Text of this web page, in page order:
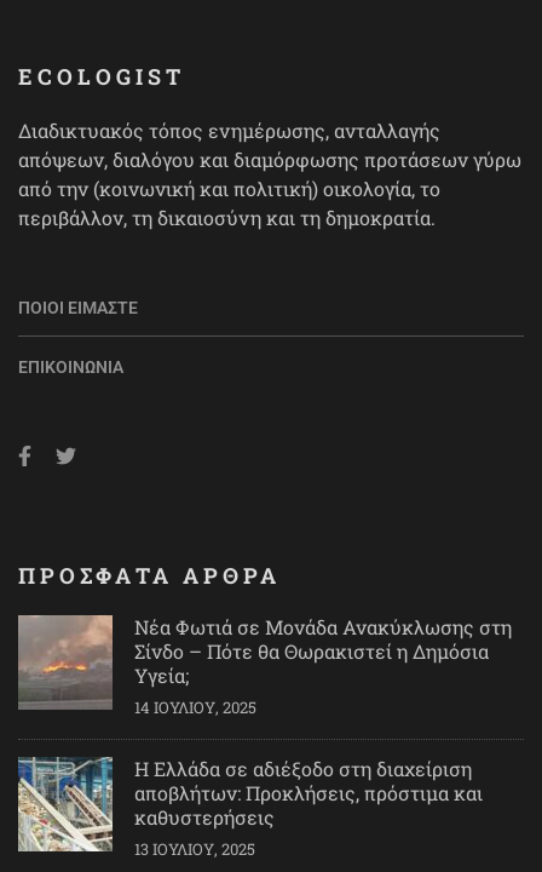
ECOLOGIST
Διαδικτυακός τόπος ενημέρωσης, ανταλλαγής
απόψεων, διαλόγου και διαμόρφωσης προτάσεων γύρω
από την (κοινωνική και πολιτική) οικολογία, το
περιβάλλον, τη δικαιοσύνη και τη δημοκρατία.
ΠΟΙΟΙ ΕΊΜΑΣΤΕ
ΕΠΙΚΟΙΝΩΝΊΑ
ΠΡΟΣΦΑΤΑ ΑΡΘΡΑ
Νέα Φωτιά σε Μονάδα Ανακύκλωσης στη
Σίνδο – Πότε θα Θωρακιστεί η Δημόσια
Υγεία;
14 ΙΟΥΛΊΟΥ, 2025
Η Ελλάδα σε αδιέξοδο στη διαχείριση
αποβλήτων: Προκλήσεις, πρόστιμα και
καθυστερήσεις
13 ΙΟΥΛΊΟΥ, 2025